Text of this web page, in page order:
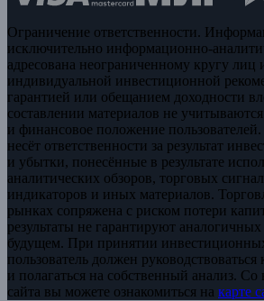
Ограничение ответственности.
исключительно информационно-
адресована неограниченному кругу лиц
индивидуальной инвестиционной
гарантией или обещанием доходности
составлении материалов не
и финансовое положение
несёт ответственности за результат
и убытки, понесённые в результате
аналитических обзоров, торговых
индикаторов и иных материалов.
рынках сопряжена с риском потери
результаты не гарантируют аналогичных
будущем. При принятии
пользователь должен
и полагаться на собственный анализ. Со
сайта вы можете ознакомиться на карте